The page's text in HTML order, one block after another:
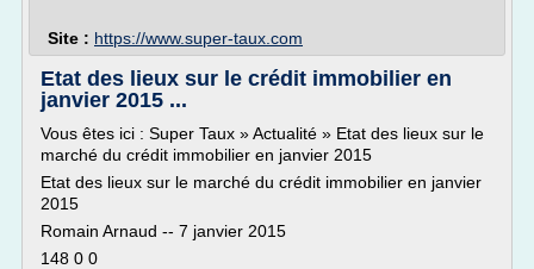
Site : https://www.super-taux.com
Etat des lieux sur le crédit immobilier en
janvier 2015 ...
Vous êtes ici : Super Taux » Actualité » Etat des lieux sur le
marché du crédit immobilier en janvier 2015
Etat des lieux sur le marché du crédit immobilier en janvier
2015
Romain Arnaud -- 7 janvier 2015
148 0 0